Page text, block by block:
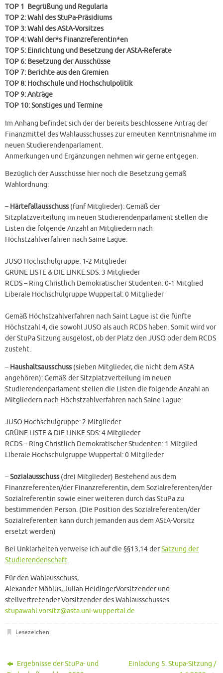
TOP 1 Begrüßung und Regularia
TOP 2: Wahl des StuPa-Präsidiums
TOP 3: Wahl des AStA-Vorsitzes
TOP 4: Wahl der*s Finanzreferentin*en
TOP 5: Einrichtung und Besetzung der AStA-Referate
TOP 6: Besetzung der Ausschüsse
TOP 7: Berichte aus den Gremien
TOP 8: Hochschule und Hochschulpolitik
TOP 9: Anträge
TOP 10: Sonstiges und Termine
Im Anhang befindet sich der der bereits beschlossene Antrag der
Finanzmittel des Wahlausschusses zur erneuten Kenntnisnahme im
neuen Studierendenparlament.
Anmerkungen und Ergänzungen nehmen wir gerne entgegen.
Bezüglich der Ausschüsse hier noch die Besetzung gemäß
Wahlordnung:
– Härtefallausschuss(fünf Mitglieder): Gemäß der
Sitzplatzverteilung im neuen Studierendenparlament stellen die
Listen die folgende Anzahl an Mitgliedern nach
Höchstzahlverfahren nach Saine Lague:
JUSO Hochschulgruppe: 1-2 Mitglieder
GRÜNE LISTE & DIE LINKE.SDS: 3 Mitglieder
RCDS – Ring Christlich Demokratischer Studenten: 0-1 Mitglied
Liberale Hochschulgruppe Wuppertal: 0 Mitglieder
Gemäß Höchstzahlverfahren nach Saint Lague ist die fünfte
Höchstzahl 4, die sowohl JUSO als auch RCDS haben. Somit wird vor
der StuPa Sitzung ausgelost, ob der Platz den JUSO oder dem RCDS
zusteht.
– Haushaltsausschuss(sieben Mitglieder, die nicht dem AStA
angehören): Gemäß der Sitzplatzverteilung im neuen
Studierendenparlament stellen die Listen die folgende Anzahl an
Mitgliedern nach Höchstzahlverfahren nach Saine Lague:
JUSO Hochschulgruppe: 2 Mitglieder
GRÜNE LISTE & DIE LINKE.SDS: 4 Mitglieder
RCDS – Ring Christlich Demokratischer Studenten: 1 Mitglied
Liberale Hochschulgruppe Wuppertal: 0 Mitglieder
–Sozialausschuss(drei Mitglieder) Bestehend aus dem
Finanzreferenten/der Finanzreferentin, dem Sozialreferenten/der
Sozialreferentin sowie einer weiteren durch das StuPa zu
bestimmenden Person. (Die Position des Sozialreferenten/der
Sozialreferenten kann durch jemanden aus dem AStA-Vorsitz
ersetzt werden)
Bei Unklarheiten verweise ich auf die §§13,14 derSatzung der
Studierendenschaft.
Für den Wahlausschuss,
Alexander Möbius, Julian HeidingerVorsitzender und
stellvertretender Vorsitzender des Wahlausschusses
stupawahl.vorsitz@asta.uni-wuppertal.de
Lesezeichen.
Ergebnisse der StuPa- und
Einladung 5. Stupa-Sitzung /